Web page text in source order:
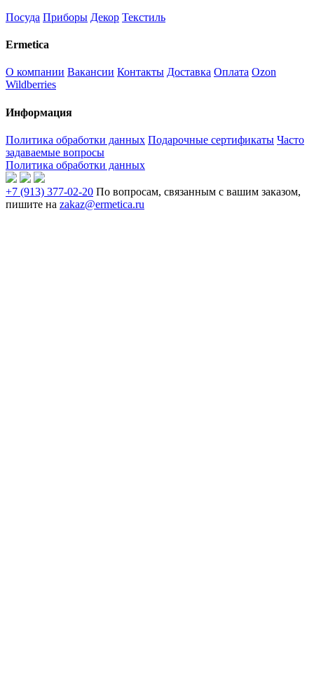
Посуда Приборы Декор Текстиль
Ermetica
О компании Вакансии Контакты Доставка Оплата Ozon
Wildberries
Информация
Политика обработки данных Подарочные сертификаты Часто
задаваемые вопросы
Политика обработки данных
+7 (913) 377-02-20 По вопросам, связанным с вашим заказом,
пишите на zakaz@ermetica.ru